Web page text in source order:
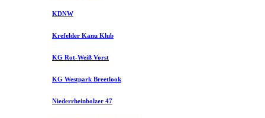
KDNW
Krefelder Kanu Klub
KG Rot-Weiß Vorst
KG Westpark Breetlook
Niederrheinbolzer 47